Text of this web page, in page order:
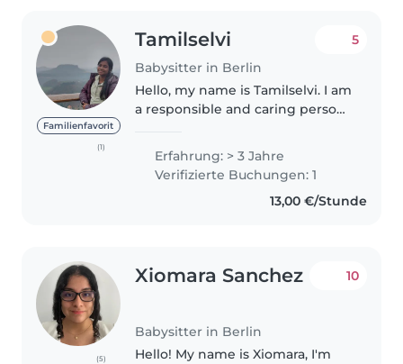
Familienfavorit
(1)
Tamilselvi
Babysitter in Berlin
5
Hello, my name is Tamilselvi. I am
a responsible and caring person
masters in computer science ,I
can feel the real rollercoaster..
Erfahrung: > 3 Jahre
Verifizierte Buchungen: 1
13,00 €/Stunde
(5)
Xiomara Sanchez
Babysitter in Berlin
10
Hello! My name is Xiomara, I'm